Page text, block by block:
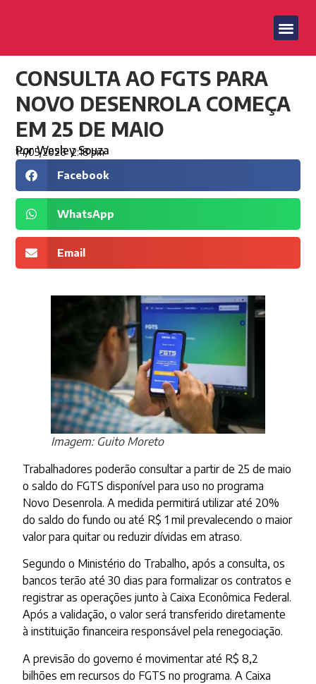
CONSULTA AO FGTS PARA
NOVO DESENROLA COMEÇA
EM 25 DE MAIO
PorWesley Souza
14/05/2026 2:18 pm
Facebook
WhatsApp
Email
Imagem: Guito Moreto
Trabalhadores poderão consultar a partir de 25 de maio
o saldo do FGTS disponível para uso no programa
Novo Desenrola. A medida permitirá utilizar até 20%
do saldo do fundo ou até R$ 1 mil prevalecendo o maior
valor para quitar ou reduzir dívidas em atraso.
Segundo o Ministério do Trabalho, após a consulta, os
bancos terão até 30 dias para formalizar os contratos e
registrar as operações junto à Caixa Econômica Federal.
Após a validação, o valor será transferido diretamente
à instituição financeira responsável pela renegociação.
A previsão do governo é movimentar até R$ 8,2
bilhões em recursos do FGTS no programa. A Caixa